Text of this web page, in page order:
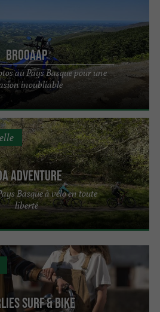
BROOAAP
au Pays Basque pour une
inoubliable
Adventure
Basque à vélo en toute
liberté
surf & bike